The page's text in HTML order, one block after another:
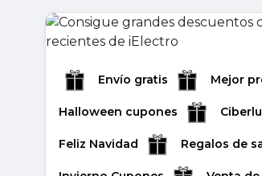
joyas y bo...
mayo 06, 2026
Leer másr
Envío gratis
Mejor
Halloween cupones
Feliz Navidad Regalos de